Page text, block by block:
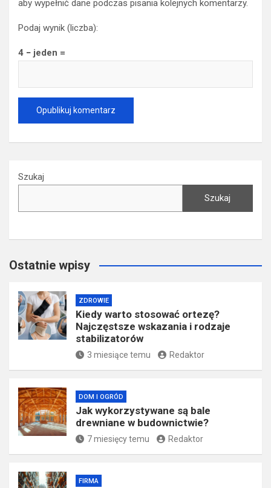
aby wypełnić dane podczas pisania kolejnych komentarzy.
Podaj wynik (liczba):
4 − jeden =
Szukaj
Szukaj
Ostatnie wpisy
ZDROWIE
Kiedy warto stosować ortezę?
Najczęstsze wskazania i rodzaje
stabilizatorów
3 miesiące temu Redaktor
DOM I OGRÓD
Jak wykorzystywane są bale
drewniane w budownictwie?
7 miesięcy temu Redaktor
FIRMA